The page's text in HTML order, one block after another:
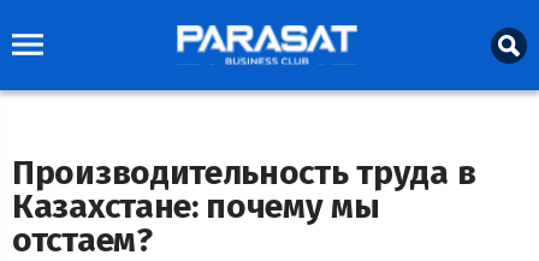
Производительность труда в
Казахстане: почему мы
отстаем?